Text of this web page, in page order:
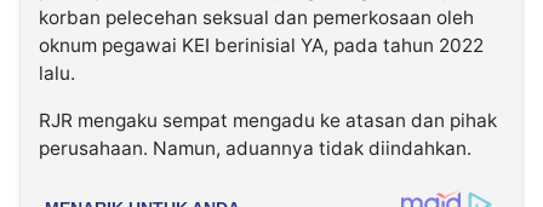
korban pelecehan seksual dan pemerkosaan oleh
oknum pegawai KEI berinisial YA, pada tahun 2022
lalu.
RJR mengaku sempat mengadu ke atasan dan pihak
perusahaan. Namun, aduannya tidak diindahkan.